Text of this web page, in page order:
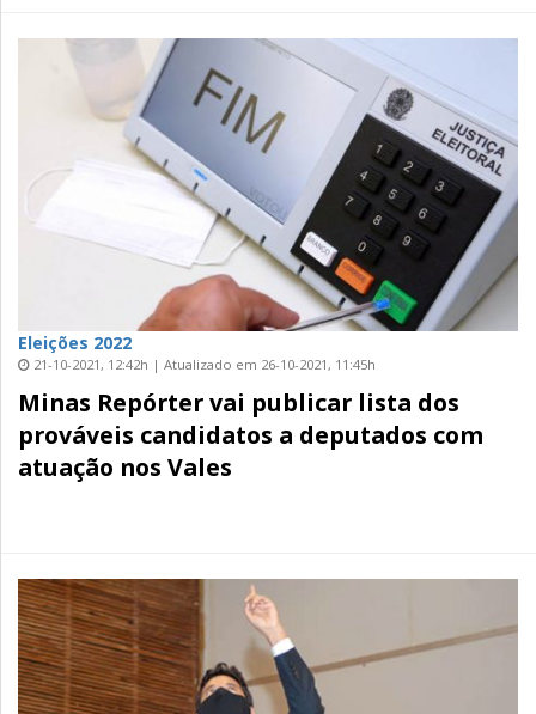
Eleições 2022
21-10-2021, 12:42h | Atualizado em 26-10-2021, 11:45h
Minas Repórter vai publicar lista dos
prováveis candidatos a deputados com
atuação nos Vales